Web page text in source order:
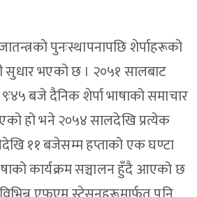
पुनःस्थापनापछि शेर्पाहरूको
सुधार भएको छ । २०५१ सालबाट
बजे दैनिक शेर्पा भाषाको समाचार
हो भने २०५४ सालदेखि प्रत्येक
११ बजेसम्म हप्ताको एक घण्टा
कार्यक्रम सञ्चालन हुँदै आएको छ